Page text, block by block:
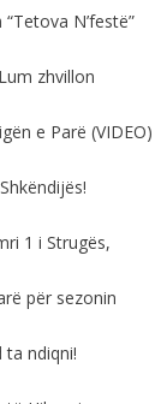
N’festë”
zhvillon
e Parë (VIDEO)
1 i Strugës,
për sezonin
ta ndiqni!